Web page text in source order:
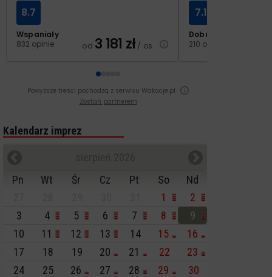
Wspaniały
832 opinie
8.7
od 3 181 zł/ os.
Dobry
210 opinii
7.1
Powyższe treści pochodzą z serwisu Wakacje.pl
Zostań partnerem
Kalendarz imprez
Pn
Wt Śr Cz Pt So
Nd
1
2
3
4 5 6 7 8
9
10
11 12 13 14 15
16
17
18 19 20 21 22
23
24
25 26 27 28 29
30